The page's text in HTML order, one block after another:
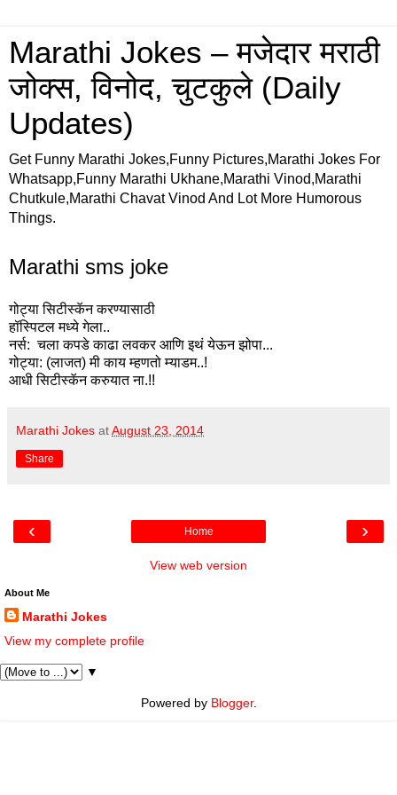
Marathi Jokes – मजेदार मराठी
जोक्स, विनोद, चुटकुले (Daily
Updates)
Get Funny Marathi Jokes,Funny Pictures,Marathi Jokes For
Whatsapp,Funny Marathi Ukhane,Marathi Vinod,Marathi
Chutkule,Marathi Chavat Vinod And Lot More Humorous
Things.
Marathi sms joke
गोट्या सिटीस्कॅन करण्यासाठी
हॉस्पिटल मध्ये गेला..
नर्स: चला कपडे काढा लवकर आणि इथं येऊन झोपा...
गोट्या: (लाजत) मी काय म्हणतो म्याडम..!
आधी सिटीस्कॅन करुयात ना.!!
Marathi Jokes atAugust 23, 2014
Share
‹ ›
Home
View web version
About Me
Marathi Jokes
View my complete profile
▼
Powered by Blogger.